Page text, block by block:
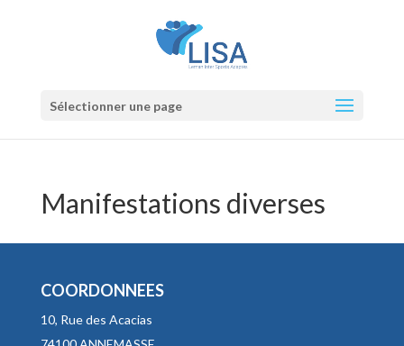
Sélectionner une page
Manifestations diverses
COORDONNEES
10, Rue des Acacias